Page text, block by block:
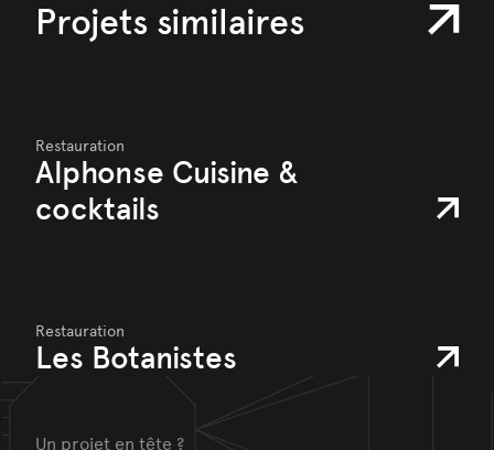
Projets similaires
Restauration
Alphonse Cuisine &
cocktails
Restauration
Les Botanistes
Un projet en tête ?